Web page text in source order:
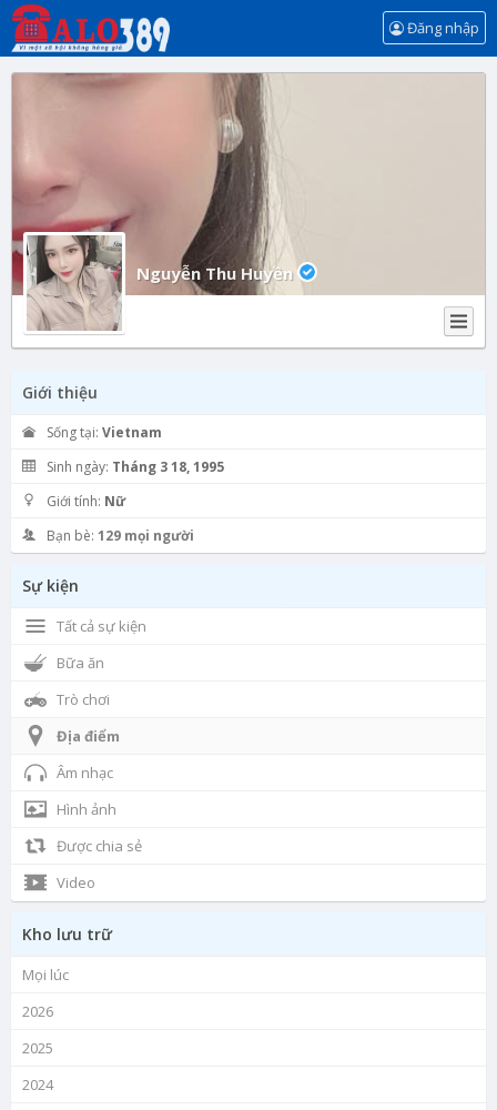
Đăng nhập
Nguyễn Thu Huyền
Giới thiệu
Sống tại: Vietnam
Sinh ngày: Tháng 3 18, 1995
Giới tính: Nữ
Bạn bè: 129 mọi người
Sự kiện
Tất cả sự kiện
Bữa ăn
Trò chơi
Địa điểm
Âm nhạc
Hình ảnh
Được chia sẻ
Video
Kho lưu trữ
Mọi lúc
2026
2025
2024